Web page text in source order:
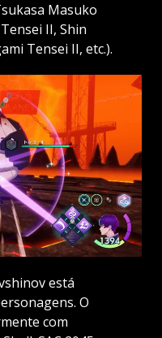
Masuko
II, Shin
Tensei II, etc.).
está
O
com